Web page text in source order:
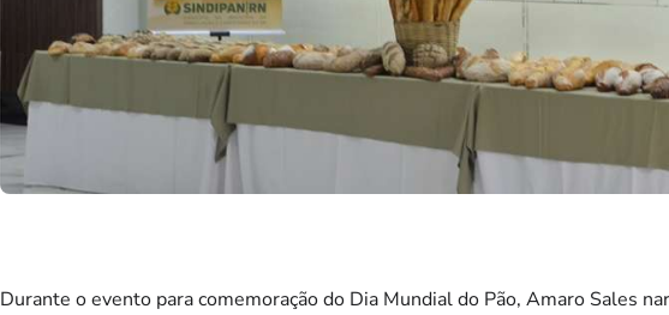
Durante o evento para comemoração do Dia Mundial do Pão, Amaro Sales